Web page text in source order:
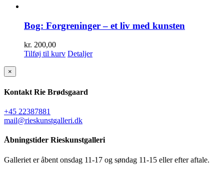
Bog: Forgreninger – et liv med kunsten
kr. 200,00
Tilføj til kurv Detaljer
Close
product
view
×
Kontakt Rie Brødsgaard
+45 22387881
mail@rieskunstgalleri.dk
Åbningstider Rieskunstgalleri
Galleriet er åbent onsdag 11-17 og søndag 11-15 eller efter aftale.